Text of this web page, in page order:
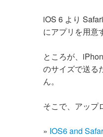
iOS 6 より
にアプリを用意
ところが、
のサイズで送る
ん。
そこで、アップ
» IOS6 and